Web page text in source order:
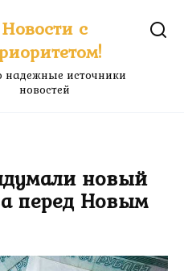
Новости с
надежные источники
новостей
новый
перед Новым